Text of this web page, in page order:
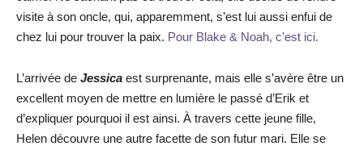
visite à son oncle, qui, apparemment, s’est lui aussi enfui de
chez lui pour trouver la paix. Pour Blake & Noah, c’est ici.
L’arrivée de Jessica est surprenante, mais elle s’avère être un
excellent moyen de mettre en lumière le passé d’Erik et
d’expliquer pourquoi il est ainsi. À travers cette jeune fille,
Helen découvre une autre facette de son futur mari. Elle se